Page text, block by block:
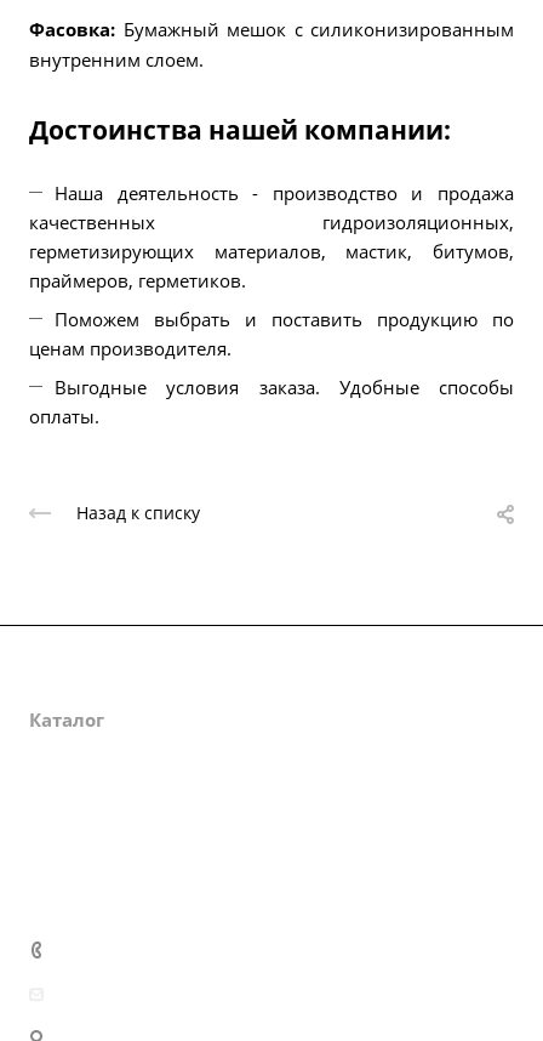
Фасовка: Бумажный мешок с силиконизированным
внутренним слоем.
Достоинства нашей компании:
Наша деятельность - производство и продажа
качественных гидроизоляционных,
герметизирующих материалов, мастик, битумов,
праймеров, герметиков.
Поможем выбрать и поставить продукцию по
ценам производителя.
Выгодные условия заказа. Удобные способы
оплаты.
Назад к списку
Каталог